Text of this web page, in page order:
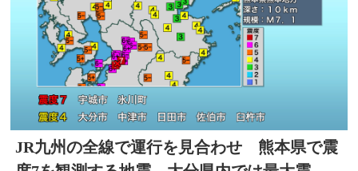
JR九州の全線で運行を見合わせ 熊本県で震